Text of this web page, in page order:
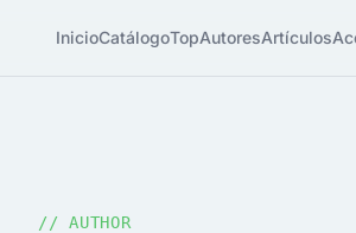
InicioCatálogoTopAutoresArtículos
// AUTHOR